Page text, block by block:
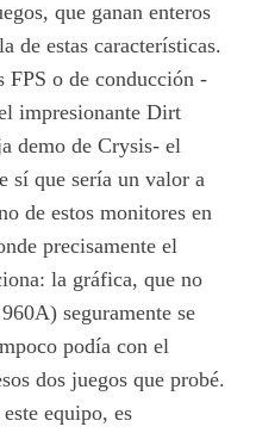
que ganan enteros
de estas características.
FPS o de conducción -
impresionante Dirt
demo de Crysis- el
sí que sería un valor a
de estos monitores en
precisamente el
la gráfica, que no
seguramente se
podía con el
dos juegos que probé.
equipo, es